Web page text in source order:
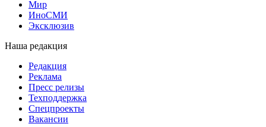
Мир
ИноСМИ
Эксклюзив
Наша редакция
Редакция
Реклама
Пресс релизы
Техподдержка
Спецпроекты
Вакансии